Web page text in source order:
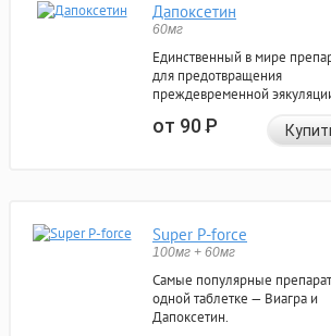
Дапоксетин
60мг
Единственный в мире
для предотвращения
преждевременной
от 90Р
Super P-force
100мг + 60мг
Самые популярные
одной таблетке — Виагра и
Дапоксетин.